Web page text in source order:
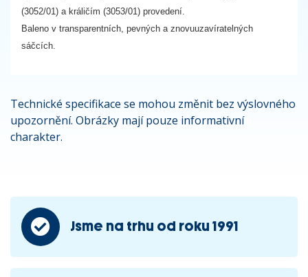
(3052/01) a králičím (3053/01) provedení.
Baleno v transparentních, pevných a znovuuzavíratelných
sáčcích.
Technické specifikace se mohou změnit bez výslovného
upozornění. Obrázky mají pouze informativní
charakter.
Jsme na trhu od roku 1991